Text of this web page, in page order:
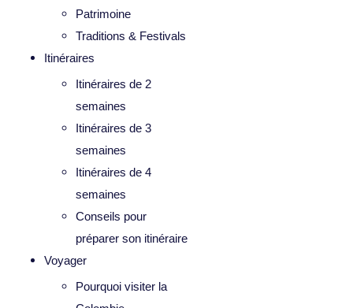
Patrimoine
Traditions & Festivals
Itinéraires
Itinéraires de 2
semaines
Itinéraires de 3
semaines
Itinéraires de 4
semaines
Conseils pour
préparer son itinéraire
Voyager
Pourquoi visiter la